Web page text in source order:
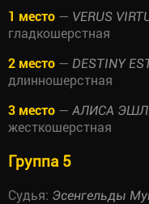
1 место — VERUS
гладкошерстная
2 место — DESTINY
длинношерстная
3 место — АЛИСА
жесткошерстная
Группа 5
Судья: Эсенгельды